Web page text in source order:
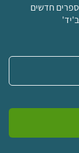
ספרים חדשים